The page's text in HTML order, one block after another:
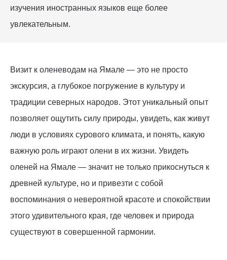
изучения иностранных языков еще более
увлекательным.
Визит к оленеводам на Ямале — это не просто
экскурсия, а глубокое погружение в культуру и
традиции северных народов. Этот уникальный опыт
позволяет ощутить силу природы, увидеть, как живут
люди в условиях сурового климата, и понять, какую
важную роль играют олени в их жизни. Увидеть
оленей на Ямале — значит не только прикоснуться к
древней культуре, но и привезти с собой
воспоминания о невероятной красоте и спокойствии
этого удивительного края, где человек и природа
существуют в совершенной гармонии.